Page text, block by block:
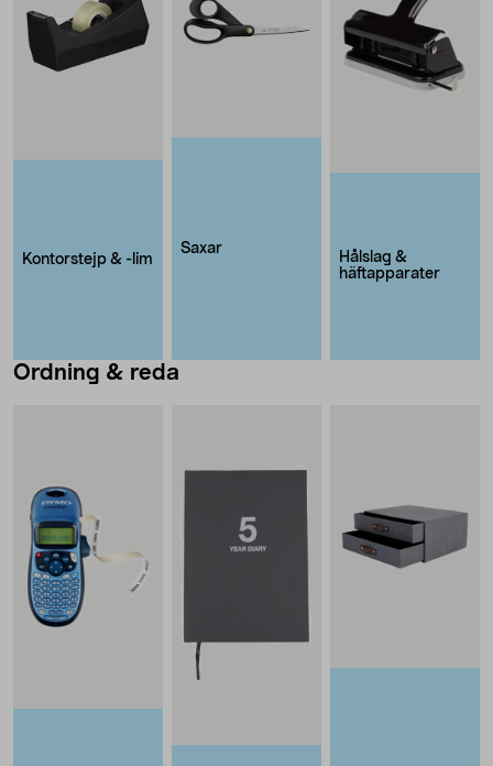
Kontorstejp & -lim
Saxar
Hålslag &
häftapparater
Ordning & reda